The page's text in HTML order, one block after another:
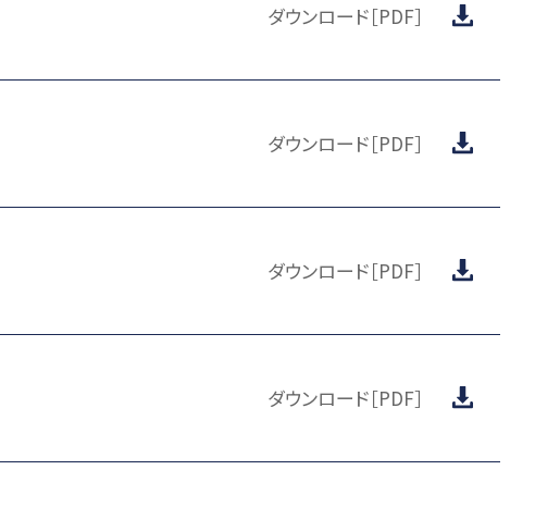
ダウンロード［PDF］
ダウンロード［PDF］
ダウンロード［PDF］
ダウンロード［PDF］